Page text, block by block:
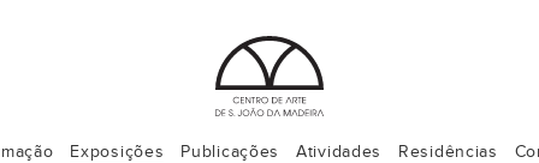
Exposições Publicações Atividades Residências